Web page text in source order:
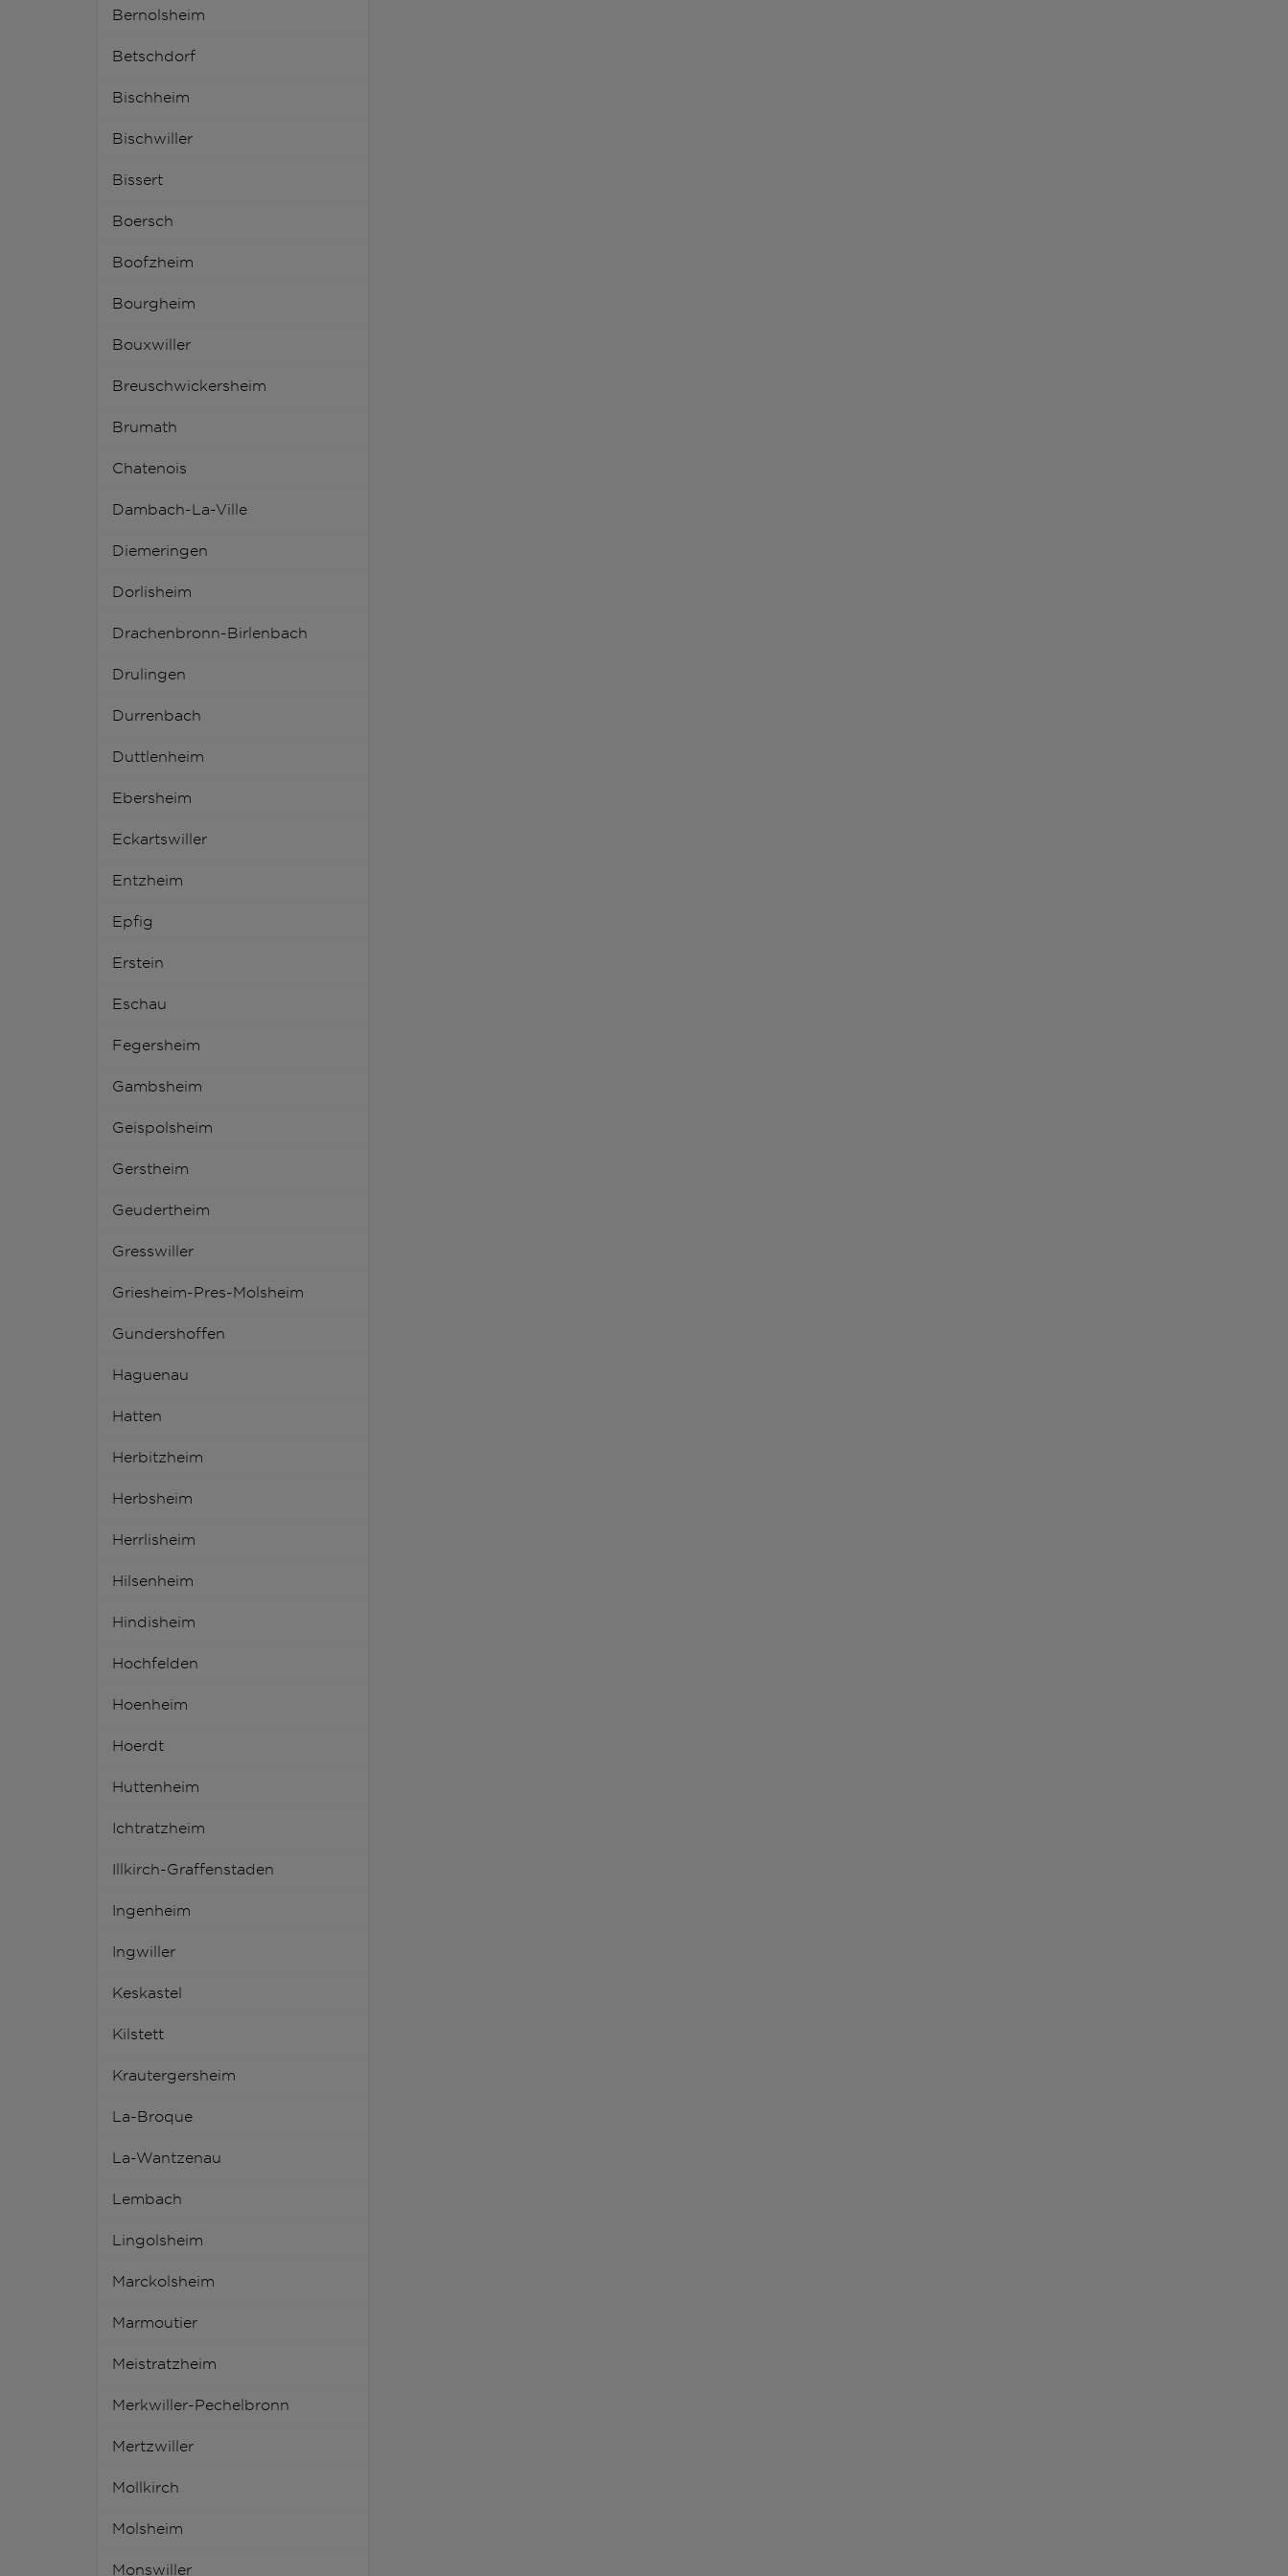
Bernolsheim
Betschdorf
Bischheim
Bischwiller
Bissert
Boersch
Boofzheim
Bourgheim
Bouxwiller
Breuschwickersheim
Brumath
Chatenois
Dambach-La-Ville
Diemeringen
Dorlisheim
Drachenbronn-Birlenbach
Drulingen
Durrenbach
Duttlenheim
Ebersheim
Eckartswiller
Entzheim
Epfig
Erstein
Eschau
Fegersheim
Gambsheim
Geispolsheim
Gerstheim
Geudertheim
Gresswiller
Griesheim-Pres-Molsheim
Gundershoffen
Haguenau
Hatten
Herbitzheim
Herbsheim
Herrlisheim
Hilsenheim
Hindisheim
Hochfelden
Hoenheim
Hoerdt
Huttenheim
Ichtratzheim
Illkirch-Graffenstaden
Ingenheim
Ingwiller
Keskastel
Kilstett
Krautergersheim
La-Broque
La-Wantzenau
Lembach
Lingolsheim
Marckolsheim
Marmoutier
Meistratzheim
Merkwiller-Pechelbronn
Mertzwiller
Mollkirch
Molsheim
Monswiller